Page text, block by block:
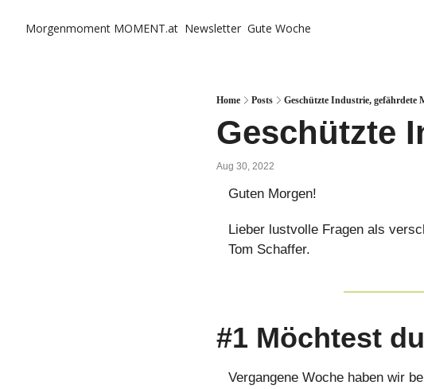
Morgenmoment MOMENT.at Newsletter Gute Woche
Home Posts Geschützte Industrie, gefährdete
Geschützte
Aug 30, 2022
Guten Morgen!
Lieber lustvolle Fragen als
Tom Schaffer.
#1 Möchtest
Vergangene Woche haben wir